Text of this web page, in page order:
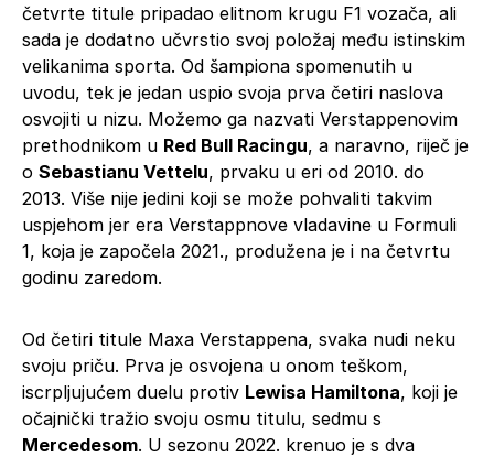
četvrte titule pripadao elitnom krugu F1 vozača, ali
sada je dodatno učvrstio svoj položaj među istinskim
velikanima sporta. Od šampiona spomenutih u
uvodu, tek je jedan uspio svoja prva četiri naslova
osvojiti u nizu. Možemo ga nazvati Verstappenovim
prethodnikom u Red Bull Racingu, a naravno, riječ je
o Sebastianu Vettelu, prvaku u eri od 2010. do
2013. Više nije jedini koji se može pohvaliti takvim
uspjehom jer era Verstappnove vladavine u Formuli
1, koja je započela 2021., produžena je i na četvrtu
godinu zaredom.
Od četiri titule Maxa Verstappena, svaka nudi neku
svoju priču. Prva je osvojena u onom teškom,
iscrpljujućem duelu protiv Lewisa Hamiltona, koji je
očajnički tražio svoju osmu titulu, sedmu s
Mercedesom. U sezonu 2022. krenuo je s dva